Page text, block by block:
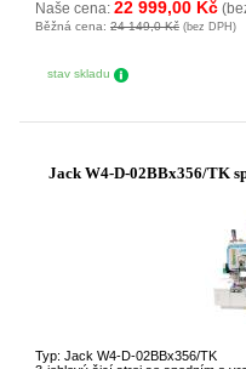
Naše cena: 22 999,00 Kč
Běžná cena: 24 149,0 Kč (bez DPH)
stav skladu
Jack W4-D-02BBx356/TK
Typ: Jack W4-D-02BBx356/TK